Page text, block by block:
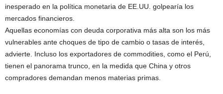
inesperado en la política monetaria de EE.UU. golpearía los
mercados financieros.
Aquellas economías con deuda corporativa más alta son los más
vulnerables ante choques de tipo de cambio o tasas de interés,
advierte. Incluso los exportadores de commodities, como el Perú,
tienen el panorama trunco, en la medida que China y otros
compradores demandan menos materias primas.